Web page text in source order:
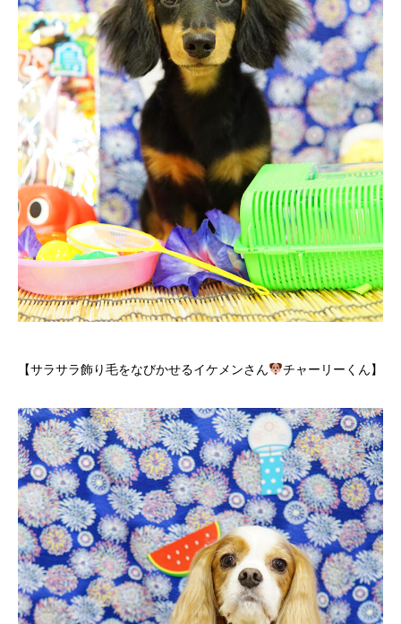
【サラサラ飾り毛をなびかせるイケメンさん チャーリーくん】